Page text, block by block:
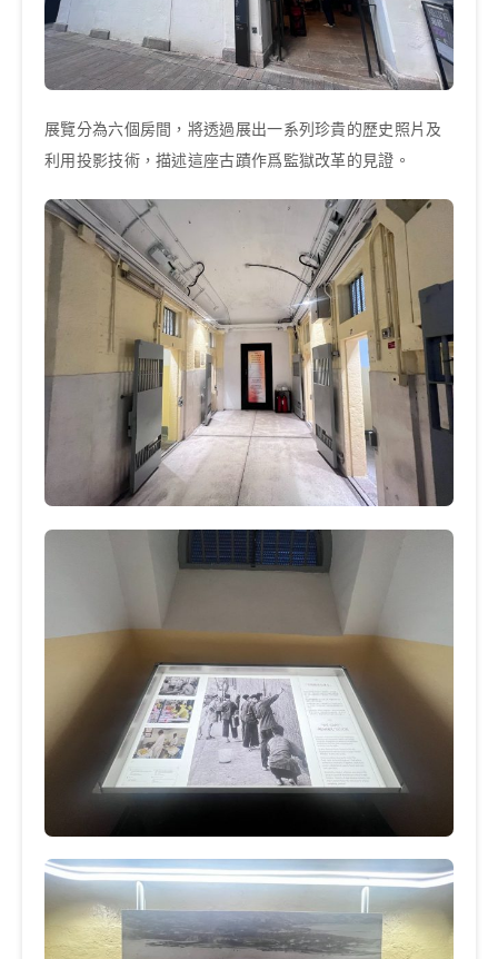
展覽分為六個房間，將透過展出一系列珍貴的歷史照片及
利用投影技術，描述這座古蹟作爲監獄改革的見證。